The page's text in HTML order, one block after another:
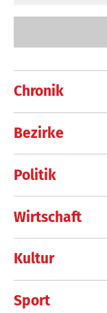
Chronik
Bezirke
Politik
Wirtschaft
Kultur
Sport